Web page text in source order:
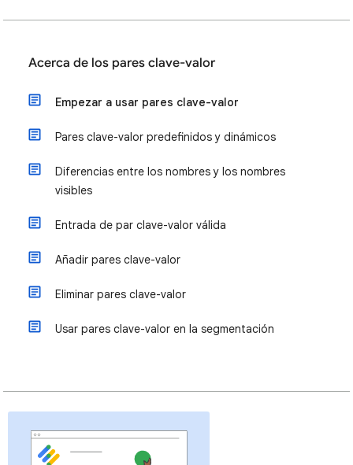
Acerca de los pares clave-valor
Empezar a usar pares clave-valor
Pares clave-valor predefinidos y dinámicos
Diferencias entre los nombres y los nombres
visibles
Entrada de par clave-valor válida
Añadir pares clave-valor
Eliminar pares clave-valor
Usar pares clave-valor en la segmentación